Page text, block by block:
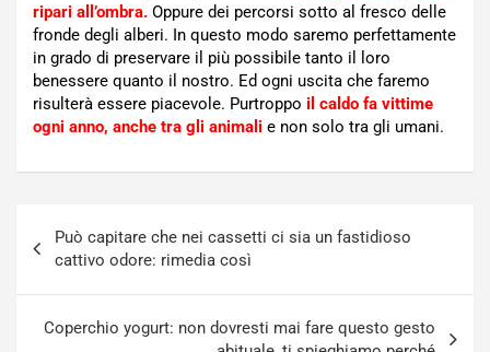
ripari all’ombra. Oppure dei percorsi sotto al fresco delle
fronde degli alberi. In questo modo saremo perfettamente
in grado di preservare il più possibile tanto il loro
benessere quanto il nostro. Ed ogni uscita che faremo
risulterà essere piacevole. Purtroppo il caldo fa vittime
ogni anno, anche tra gli animali e non solo tra gli umani.
articoli
Può capitare che nei cassetti ci sia un fastidioso
cattivo odore: rimedia così
Coperchio yogurt: non dovresti mai fare questo gesto